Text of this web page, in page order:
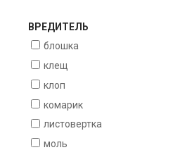
ВРЕДИТЕЛЬ
блошка
клещ
клоп
комарик
листовертка
моль